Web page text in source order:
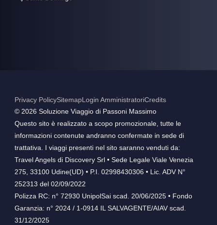
Privacy PolicySitemapLogin AmministratoriCredits
©️ 2026 Soluzione Viaggio di Passoni Massimo
Questo sito è realizzato a scopo promozionale, tutte le
informazioni contenute andranno confermate in sede di
trattativa. I viaggi presenti nel sito saranno venduti da:
Travel Angels di Discovery Srl • Sede Legale Viale Venezia
275, 33100 Udine(UD) • P.I. 02998430306 • Lic. ADV N°
252313 del 02/09/2022
Polizza RC: n° 72930 UnipolSai scad. 20/06/2025 • Fondo
Garanzia: n° 2024 / 1-0914 IL SALVAGENTE/AIAV scad.
31/12/2025